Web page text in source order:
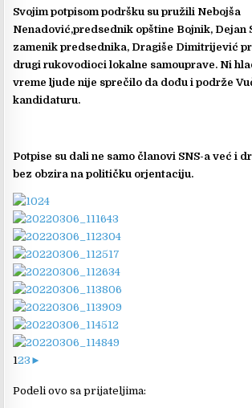
Svojim potpisom podršku su pružili Nebojša
Nenadović,predsednik opštine Bojnik, Dejan
zamenik predsednika, Dragiše Dimitrijević
drugi rukovodioci lokalne samouprave. Ni
vreme ljude nije sprečilo da dođu i podrže
kandidaturu.
Potpise su dali ne samo članovi SNS-a već i
bez obzira na političku orjentaciju.
123 ►
Podeli ovo sa prijateljima: